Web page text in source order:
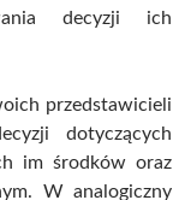
decyzji ich
przedstawicieli
dotyczących
im środków oraz
W analogiczny